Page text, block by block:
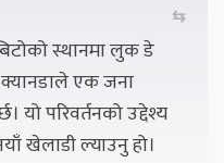
⇆
स्थानमा लुक डे
एक जना
यो परिवर्तनको उद्देश्य
खेलाडी ल्याउनु हो।